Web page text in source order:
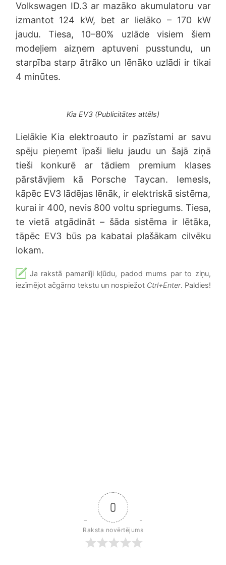
Volkswagen ID.3 ar mazāko akumulatoru var
izmantot 124 kW, bet ar lielāko – 170 kW
jaudu. Tiesa, 10–80% uzlāde visiem šiem
modeļiem aizņem aptuveni pusstundu, un
starpība starp ātrāko un lēnāko uzlādi ir tikai
4 minūtes.
Kia EV3 (Publicitātes attēls)
Lielākie Kia elektroauto ir pazīstami ar savu
spēju pieņemt īpaši lielu jaudu un šajā ziņā
tieši konkurē ar tādiem premium klases
pārstāvjiem kā Porsche Taycan. Iemesls,
kāpēc EV3 lādējas lēnāk, ir elektriskā sistēma,
kurai ir 400, nevis 800 voltu spriegums. Tiesa,
te vietā atgādināt – šāda sistēma ir lētāka,
tāpēc EV3 būs pa kabatai plašākam cilvēku
lokam.
Ja rakstā pamanīji kļūdu, padod mums par to ziņu,
iezīmējot ačgārno tekstu un nospiežot Ctrl+Enter. Paldies!
0
Raksta novērtējums